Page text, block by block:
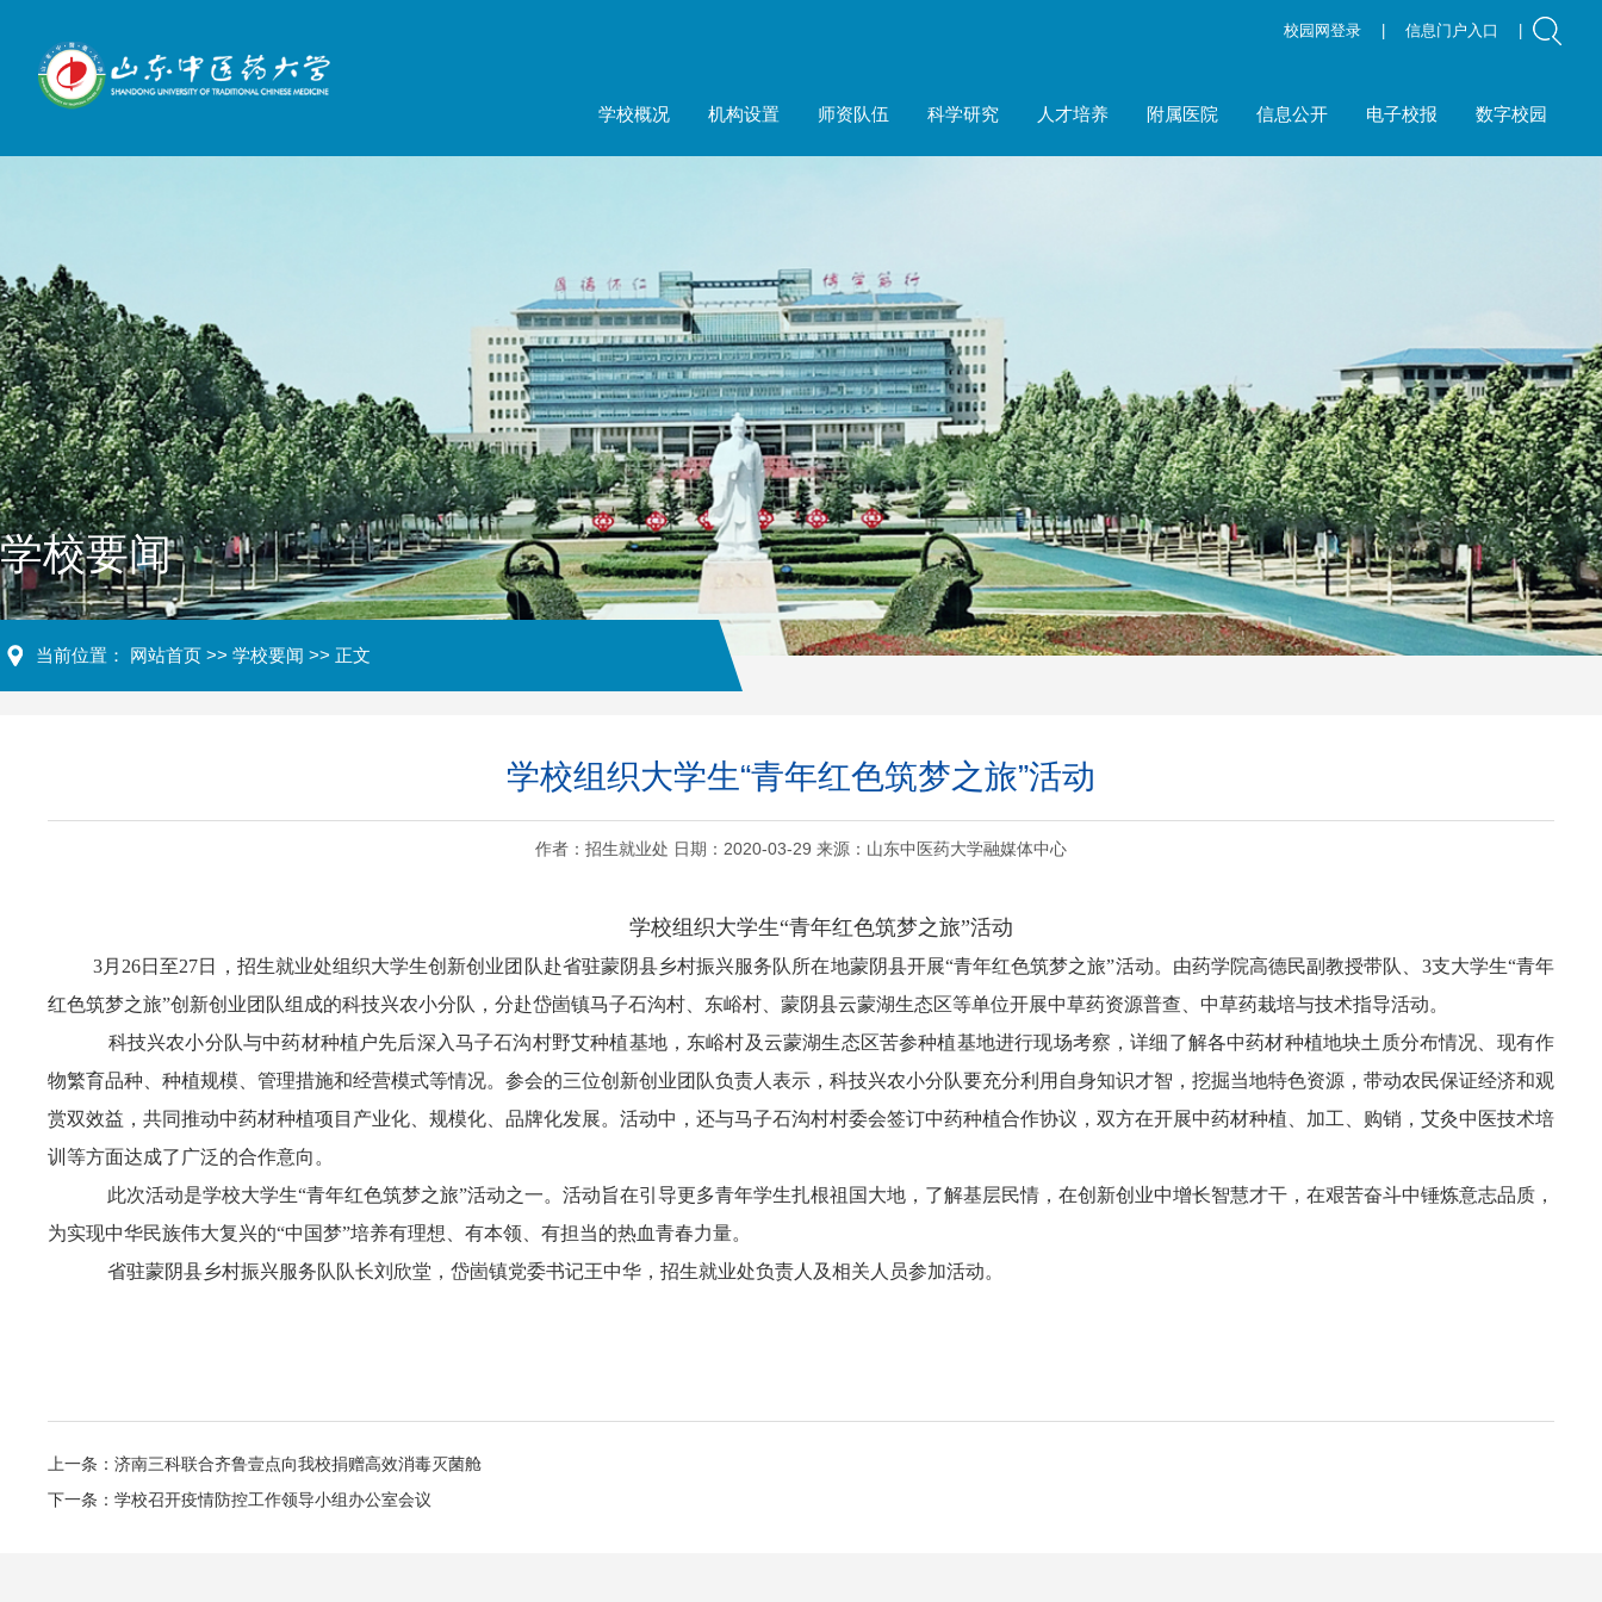
校园网登录 信息门户入口
学校概况 机构设置 师资队伍 科学研究 人才培养 附属医院 信息公开 电子校报 数字校园
学校要闻
当前位置： 网站首页 >> 学校要闻 >> 正文
学校组织大学生“青年红色筑梦之旅”活动
作者：招生就业处 日期：2020-03-29 来源：山东中医药大学融媒体中心
学校组织大学生“青年红色筑梦之旅”活动
3月26日至27日，招生就业处组织大学生创新创业团队赴省驻蒙阴县乡村振兴服务队所在地蒙阴县开展“青年红色筑梦之旅”活动。由药学院高德民副教授带队、3支大学生“青年
红色筑梦之旅”创新创业团队组成的科技兴农小分队，分赴岱崮镇马子石沟村、东峪村、蒙阴县云蒙湖生态区等单位开展中草药资源普查、中草药栽培与技术指导活动。
科技兴农小分队与中药材种植户先后深入马子石沟村野艾种植基地，东峪村及云蒙湖生态区苦参种植基地进行现场考察，详细了解各中药材种植地块土质分布情况、现有作
物繁育品种、种植规模、管理措施和经营模式等情况。参会的三位创新创业团队负责人表示，科技兴农小分队要充分利用自身知识才智，挖掘当地特色资源，带动农民保证经济和观
赏双效益，共同推动中药材种植项目产业化、规模化、品牌化发展。活动中，还与马子石沟村村委会签订中药种植合作协议，双方在开展中药材种植、加工、购销，艾灸中医技术培
训等方面达成了广泛的合作意向。
此次活动是学校大学生“青年红色筑梦之旅”活动之一。活动旨在引导更多青年学生扎根祖国大地，了解基层民情，在创新创业中增长智慧才干，在艰苦奋斗中锤炼意志品质，
为实现中华民族伟大复兴的“中国梦”培养有理想、有本领、有担当的热血青春力量。
省驻蒙阴县乡村振兴服务队队长刘欣堂，岱崮镇党委书记王中华，招生就业处负责人及相关人员参加活动。
上一条：济南三科联合齐鲁壹点向我校捐赠高效消毒灭菌舱
下一条：学校召开疫情防控工作领导小组办公室会议